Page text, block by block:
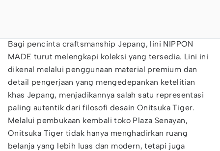
Bagi pencinta craftsmanship Jepang, lini NIPPON
MADE turut melengkapi koleksi yang tersedia. Lini ini
dikenal melalui penggunaan material premium dan
detail pengerjaan yang mengedepankan ketelitian
khas Jepang, menjadikannya salah satu representasi
paling autentik dari filosofi desain Onitsuka Tiger.
Melalui pembukaan kembali toko Plaza Senayan,
Onitsuka Tiger tidak hanya menghadirkan ruang
belanja yang lebih luas dan modern, tetapi juga